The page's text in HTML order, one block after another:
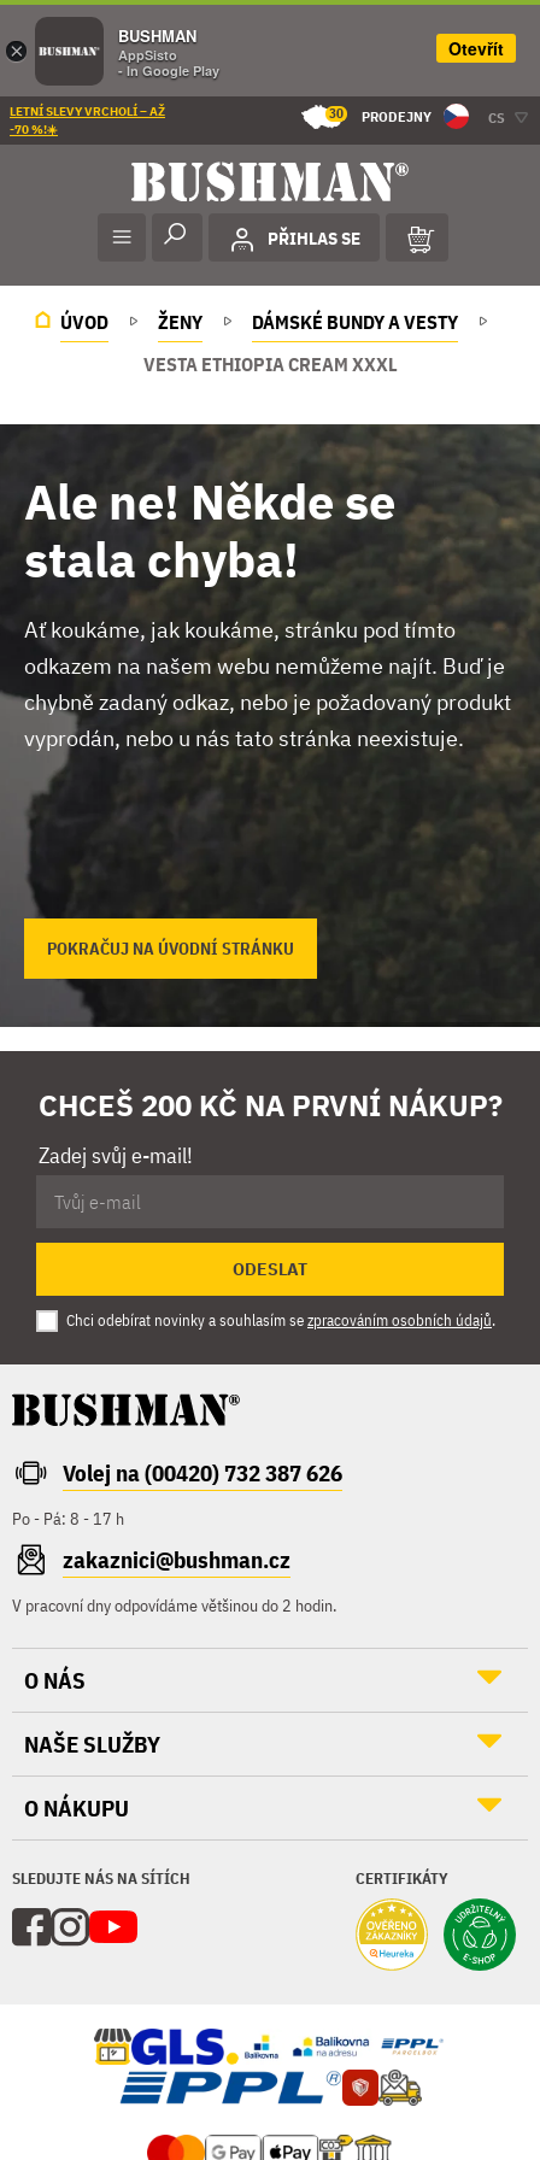
LETNÍ SLEVY VRCHOLÍ – AŽ
-70 %!☀️
30 PRODEJNY CS
PŘIHLAS SE
ÚVOD ŽENY
DÁMSKÉ BUNDY A VESTY
VESTA ETHIOPIA CREAM XXXL
Ale ne! Někde se
stala chyba!
Ať koukáme, jak koukáme, stránku pod tímto
odkazem na našem webu nemůžeme najít. Buď je
chybně zadaný odkaz, nebo je požadovaný produkt
vyprodán, nebo u nás tato stránka neexistuje.
POKRAČUJ NA ÚVODNÍ STRÁNKU
CHCEŠ 200 KČ NA PRVNÍ NÁKUP?
Zadej svůj e-mail!
ODESLAT
Chci odebírat novinky a souhlasím sezpracováním osobních údajů.
Volej na (00420) 732 387 626
Po - Pá: 8 - 17 h
zakaznici@bushman.cz
V pracovní dny odpovídáme většinou do 2 hodin.
SLEDUJTE NÁS NA SÍTÍCH CERTIFIKÁTY
O NÁS
NAŠE SLUŽBY
O NÁKUPU
×
BUSHMAN
AppSisto
- In Google Play
Otevřít